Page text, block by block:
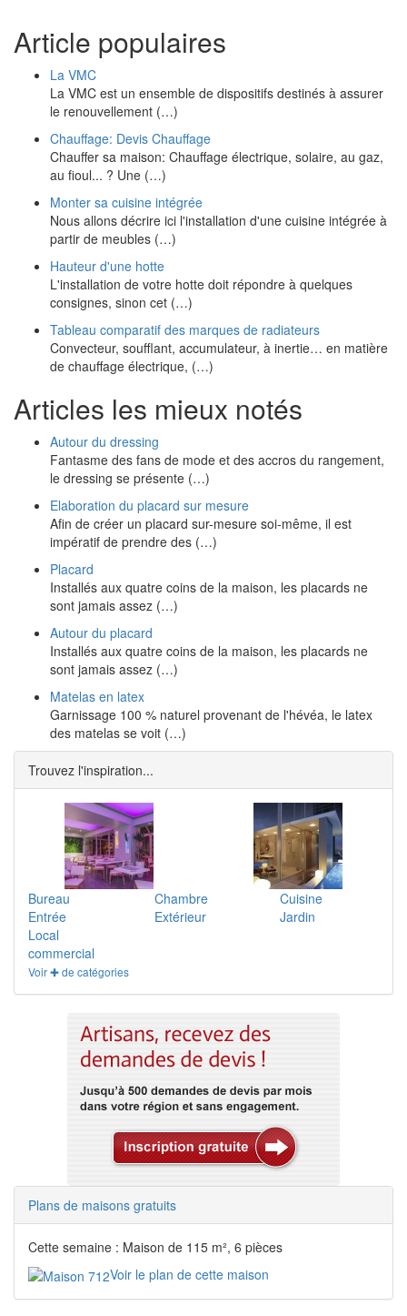
Article populaires
La VMC
La VMC est un ensemble de dispositifs destinés à assurer
le renouvellement (…)
Chauffage: Devis Chauffage
Chauffer sa maison: Chauffage électrique, solaire, au gaz,
au fioul... ? Une (…)
Monter sa cuisine intégrée
Nous allons décrire ici l'installation d'une cuisine intégrée à
partir de meubles (…)
Hauteur d'une hotte
L'installation de votre hotte doit répondre à quelques
consignes, sinon cet (…)
Tableau comparatif des marques de radiateurs
Convecteur, soufflant, accumulateur, à inertie… en matière
de chauffage électrique, (…)
Articles les mieux notés
Autour du dressing
Fantasme des fans de mode et des accros du rangement,
le dressing se présente (…)
Elaboration du placard sur mesure
Afin de créer un placard sur-mesure soi-même, il est
impératif de prendre des (…)
Placard
Installés aux quatre coins de la maison, les placards ne
sont jamais assez (…)
Autour du placard
Installés aux quatre coins de la maison, les placards ne
sont jamais assez (…)
Matelas en latex
Garnissage 100 % naturel provenant de l'hévéa, le latex
des matelas se voit (…)
Trouvez l'inspiration...
Bureau Chambre
Cuisine
Entrée
Extérieur
Jardin
Local
commercial
Voir ✚ de catégories
Plans de maisons gratuits
Cette semaine : Maison de 115 m², 6 pièces
Voir le plan de cette maison